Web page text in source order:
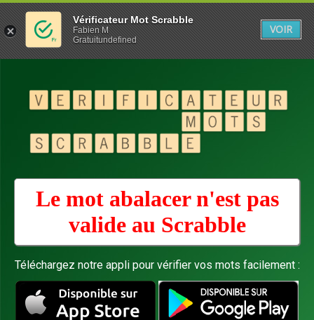
Le mot abalacer n'est pas
valide au Scrabble
Téléchargez notre appli pour vérifier vos mots facilement :
Vérificateur Mot Scrabble
Fabien M
Gratuitundefined
VOIR